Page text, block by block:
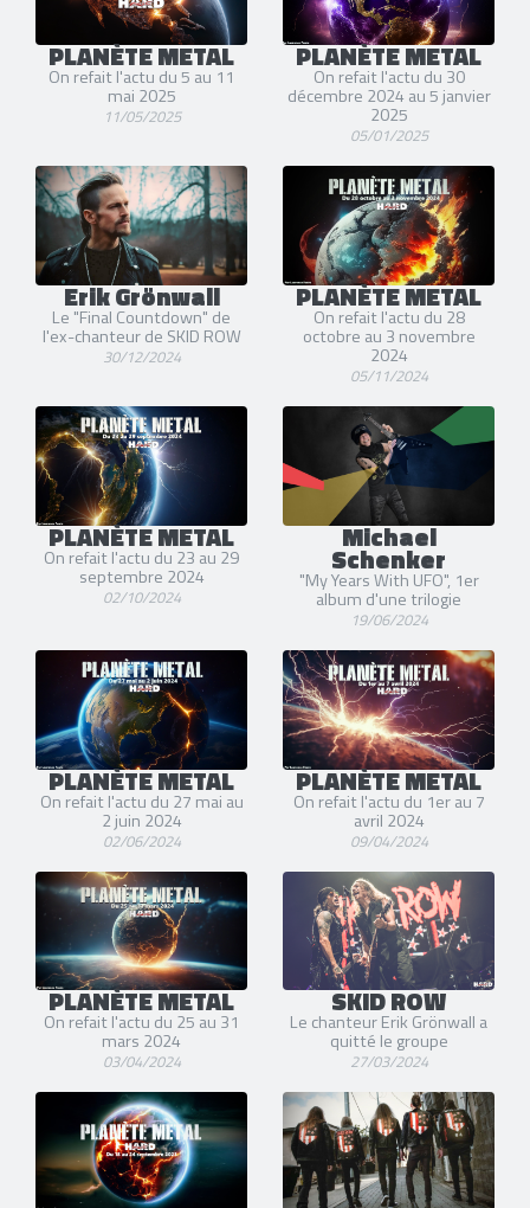
PLANÈTE METAL
On refait l'actu du 5 au 11
mai 2025
11/05/2025
PLANÈTE METAL
On refait l'actu du 30
décembre 2024 au 5 janvier
2025
05/01/2025
Erik Grönwall
Le "Final Countdown" de
l'ex-chanteur de SKID ROW
30/12/2024
PLANÈTE METAL
On refait l'actu du 28
octobre au 3 novembre
2024
05/11/2024
PLANÈTE METAL
On refait l'actu du 23 au 29
septembre 2024
02/10/2024
Michael
Schenker
"My Years With UFO", 1er
album d'une trilogie
19/06/2024
PLANÈTE METAL
On refait l'actu du 27 mai au
2 juin 2024
02/06/2024
PLANÈTE METAL
On refait l'actu du 1er au 7
avril 2024
09/04/2024
PLANÈTE METAL
On refait l'actu du 25 au 31
mars 2024
03/04/2024
SKID ROW
Le chanteur Erik Grönwall a
quitté le groupe
27/03/2024